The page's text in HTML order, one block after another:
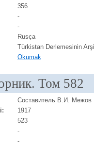
356
-
-
Rusça
Türkistan Derlemesinin
Okumak
Том 582
Составитель В.И. Межов
1917
523
-
-